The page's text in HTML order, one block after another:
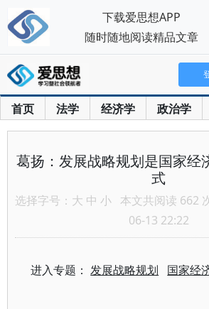
首页 法学 经济学 政治学
葛扬：发展战略规划是国家经
式
选择字号： 大 中 小 本文共阅读 662
06-13 22:22
进入专题：发展战略规划 国家经
下载爱思想APP
随时随地阅读精品文章